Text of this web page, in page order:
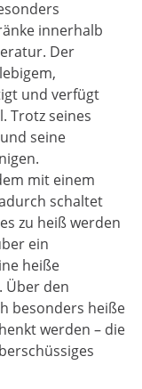
innerhalb
Der
und verfügt
Trotz seines
seine
mit einem
schaltet
zu heiß werden
ein
heiße
Über den
besonders heiße
werden – die